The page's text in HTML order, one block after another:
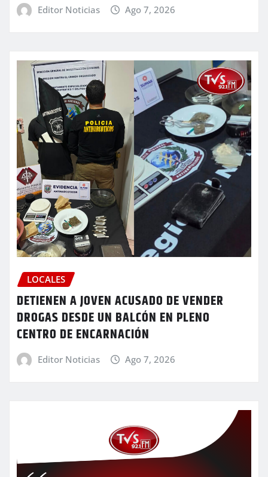
Editor Noticias Ago 7, 2026
LOCALES
DETIENEN A JOVEN ACUSADO DE VENDER
DROGAS DESDE UN BALCÓN EN PLENO
CENTRO DE ENCARNACIÓN
Editor Noticias Ago 7, 2026